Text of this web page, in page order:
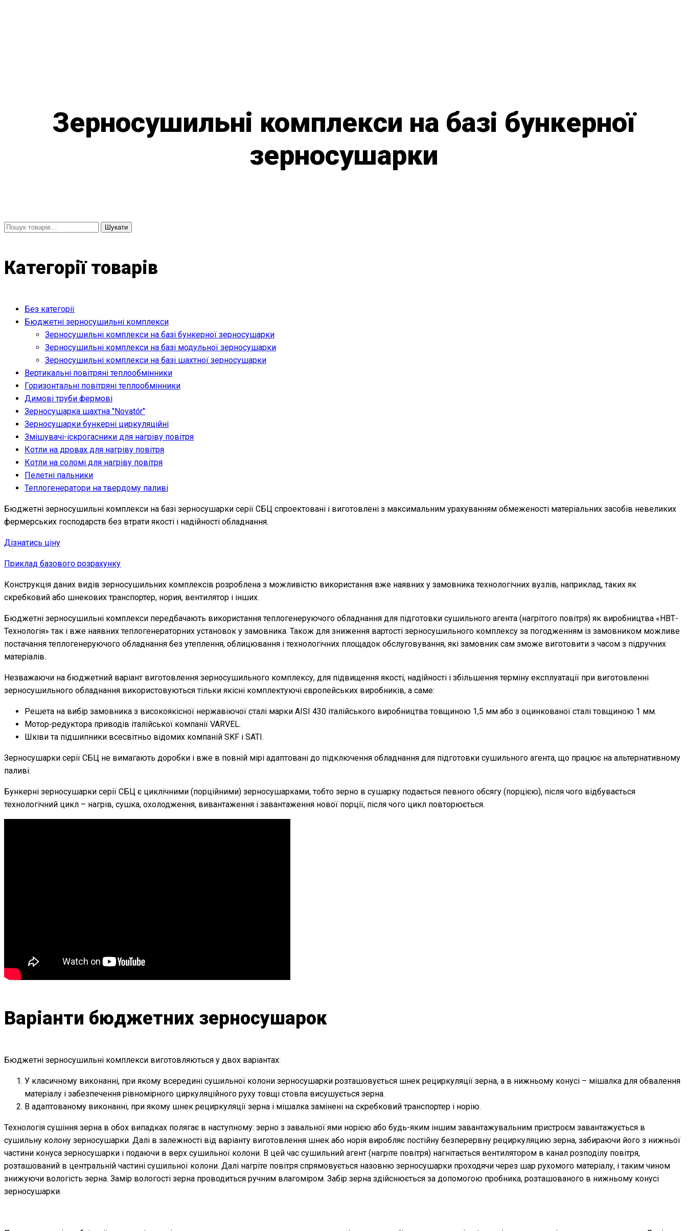
Зерносушильні комплекси на базі бункерної
зерносушарки
Шукати: Шукати
Категорії товарів
Без категорії
Бюджетні зерносушильні комплекси
Зерносушильні комплекси на базі бункерної зерносушарки
Зерносушильні комплекси на базі модульної зерносушарки
Зерносушильні комплекси на базі шахтної зерносушарки
Вертикальні повітряні теплообмінники
Горизонтальні повітряні теплообмінники
Димові труби фермові
Зерносушарка шахтна "Novatо́r"
Зерносушарки бункерні циркуляційні
Змішувачі-іскрогасники для нагріву повітря
Котли на дровах для нагріву повітря
Котли на соломі для нагріву повітря
Пелетні пальники
Теплогенератори на твердому паливі
Бюджетні зерносушильні комплекси на базі зерносушарки серії СБЦ спроектовані і виготовлені з максимальним урахуванням обмеженості матеріальних засобів невеликих
фермерських господарств без втрати якості і надійності обладнання.
Дізнатись ціну
Приклад базового розрахунку
Конструкція даних видів зерносушильних комплексів розроблена з можливістю використання вже наявних у замовника технологічних вузлів, наприклад, таких як
скребковий або шнекових транспортер, нория, вентилятор і інших.
Бюджетні зерносушильні комплекси передбачають використання теплогенеруючого обладнання для підготовки сушильного агента (нагрітого повітря) як виробництва «НВТ-
Технологія» так і вже наявних теплогенераторних установок у замовника. Також для зниження вартості зерносушильного комплексу за погодженням із замовником можливе
постачання теплогенеруючого обладнання без утеплення, облицювання і технологічних площадок обслуговування, які замовник сам зможе виготовити з часом з підручних
матеріалів.
Незважаючи на бюджетний варіант виготовлення зерносушильного комплексу, для підвищення якості, надійності і збільшення терміну експлуатації при виготовленні
зерносушильного обладнання використовуються тільки якісні комплектуючі європейських виробників, а саме:
Решета на вибір замовника з високоякісної нержавіючої сталі марки AISI 430 італійського виробництва товщиною 1,5 мм або з оцинкованої сталі товщиною 1 мм.
Мотор-редуктора приводів італійської компанії VARVEL.
Шківи та підшипники всесвітньо відомих компаній SKF і SATI.
Зерносушарки серії СБЦ не вимагають доробки і вже в повній мірі адаптовані до підключення обладнання для підготовки сушильного агента, що працює на альтернативному
паливі.
Бункерні зерносушарки серії СБЦ є циклічними (порційними) зерносушарками, тобто зерно в сушарку подається певного обсягу (порцією), після чого відбувається
технологічний цикл – нагрів, сушка, охолодження, вивантаження і завантаження нової порції, після чого цикл повторюється.
Варіанти бюджетних зерносушарок
Бюджетні зерносушильні комплекси виготовляються у двох варіантах:
У класичному виконанні, при якому всередині сушильної колони зерносушарки розташовується шнек рециркуляції зерна, а в нижньому конусі – мішалка для обвалення
матеріалу і забезпечення рівномірного циркуляційного руху товщі стовпа висушується зерна.
В адаптованому виконанні, при якому шнек рециркуляції зерна і мішалка замінені на скребковий транспортер і норію.
Технологія сушіння зерна в обох випадках полягає в наступному: зерно з завальної ями норією або будь-яким іншим завантажувальним пристроєм завантажується в
сушильну колону зерносушарки. Далі в залежності від варіанту виготовлення шнек або норія виробляє постійну безперервну рециркуляцию зерна, забираючи його з нижньої
частини конуса зерносушарки і подаючи в верх сушильної колони. В цей час сушильний агент (нагріте повітря) нагнітається вентилятором в канал розподілу повітря,
розташований в центральній частині сушильної колони. Далі нагріте повітря спрямовується назовню зерносушарки проходячи через шар рухомого матеріалу, і таким чином
знижуючи вологість зерна. Замір вологості зерна проводиться ручним влагоміром. Забір зерна здійснюється за допомогою пробника, розташованого в нижньому конусі
зерносушарки.